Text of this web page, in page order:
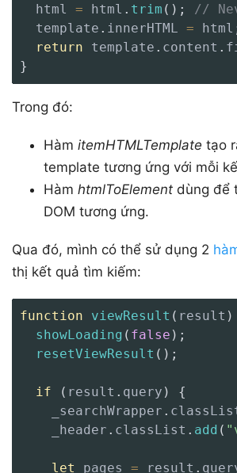
  html
= html . trim ( ) ;
//
  template
. innerHTML = html
return template . content .
}
Trong đó:
Hàm itemHTMLTemplate tạo
template tương ứng với mỗi
Hàm htmlToElement dùng để
DOM tương ứng.
Qua đó, mình có thể sử dụng 2
thị kết quả tìm kiếm:
function viewResult ( result )
showLoading ( false ) ;
resetViewResult ( ) ;
if ( result . query )
{
    _searchWrapper
.
    _header
. classList . add (
let pages = result .